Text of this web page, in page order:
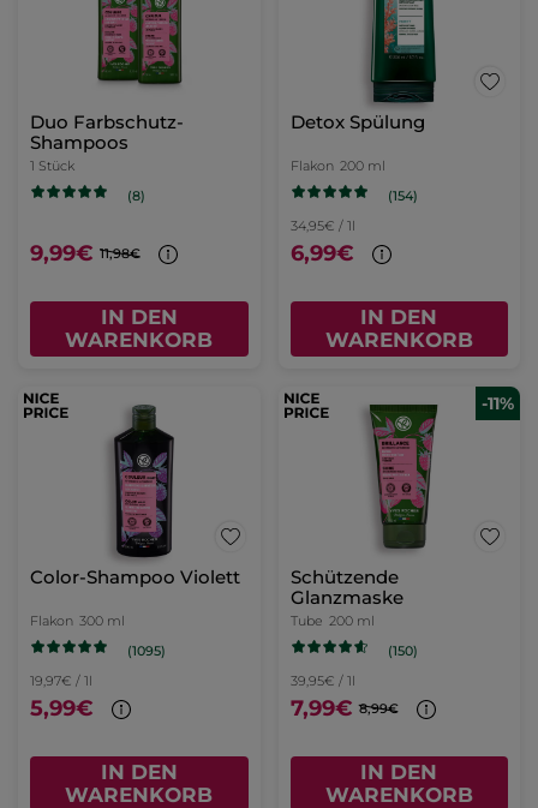
Duo Farbschutz-
Shampoos
1 Stück
(8)
9,99€ 11,98€
IN DEN
WARENKORB
Detox Spülung
Flakon 200 ml
(154)
34,95€ / 1l
6,99€
IN DEN
WARENKORB
Color-Shampoo Violett
Flakon 300 ml
(1095)
19,97€ / 1l
5,99€
IN DEN
WARENKORB
-11%
Schützende
Glanzmaske
Tube 200 ml
(150)
39,95€ / 1l
7,99€ 8,99€
IN DEN
WARENKORB